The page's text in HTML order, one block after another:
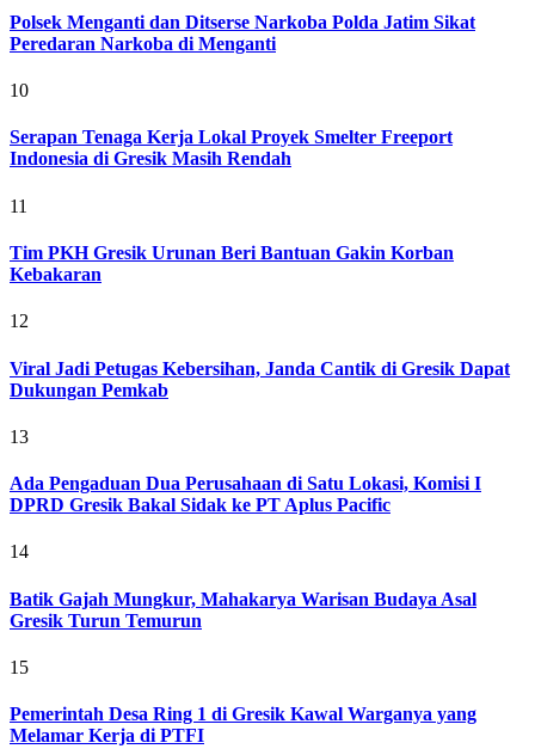
Polsek Menganti dan Ditserse Narkoba Polda Jatim Sikat
Peredaran Narkoba di Menganti
10
Serapan Tenaga Kerja Lokal Proyek Smelter Freeport
Indonesia di Gresik Masih Rendah
11
Tim PKH Gresik Urunan Beri Bantuan Gakin Korban
Kebakaran
12
Viral Jadi Petugas Kebersihan, Janda Cantik di Gresik Dapat
Dukungan Pemkab
13
Ada Pengaduan Dua Perusahaan di Satu Lokasi, Komisi I
DPRD Gresik Bakal Sidak ke PT Aplus Pacific
14
Batik Gajah Mungkur, Mahakarya Warisan Budaya Asal
Gresik Turun Temurun
15
Pemerintah Desa Ring 1 di Gresik Kawal Warganya yang
Melamar Kerja di PTFI